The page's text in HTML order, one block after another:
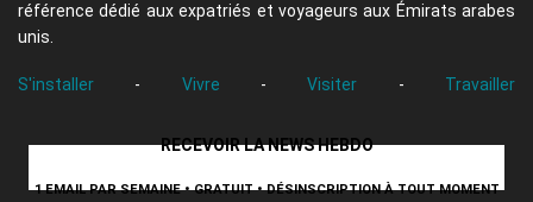
référence dédié aux expatriés et voyageurs aux Émirats arabes
unis.
S'installer - Vivre - Visiter - Travailler
RECEVOIR LA NEWS HEBDO
1 EMAIL PAR SEMAINE • GRATUIT • DÉSINSCRIPTION À TOUT MOMENT